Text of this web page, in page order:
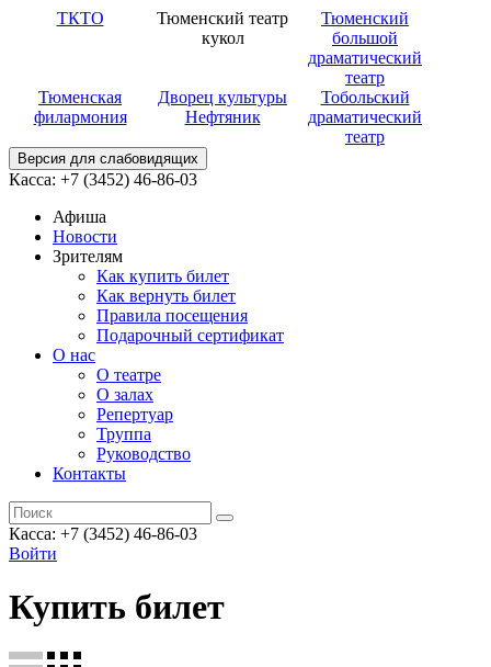
ТКТО
Тюменский театр
кукол
Тюменский
большой
драматический
театр
Тюменская
филармония
Дворец культуры
Нефтяник
Тобольский
драматический
театр
Версия для слабовидящих
Касса: +7 (3452) 46-86-03
Афиша
Новости
Зрителям
Как купить билет
Как вернуть билет
Правила посещения
Подарочный сертификат
О нас
О театре
О залах
Репертуар
Труппа
Руководство
Контакты
Касса: +7 (3452) 46-86-03
Войти
Купить билет